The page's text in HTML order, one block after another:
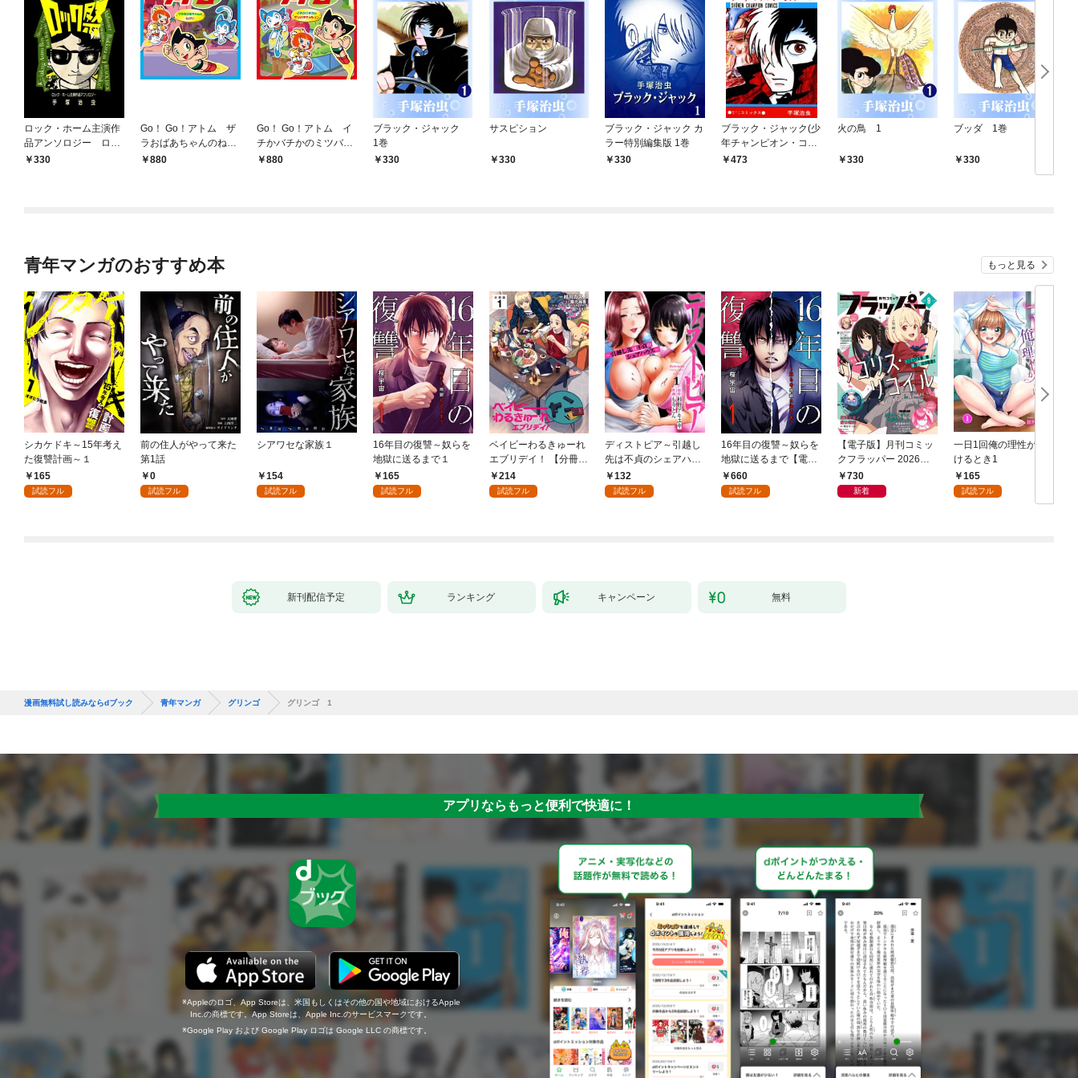
ロック・ホーム主演作
品アンソロジー ロッ
ク祭（フェスティバ
330
Go！ Go！アトム ザ
ラおばあちゃんのねが
い880
Go！ Go！アトム イ
チかバチかのミツバチ
ミッション
880
ブラック・ジャック
1巻
330
サスピション
330
ブラック・ジャック カ
ラー特別編集版 1巻
330
ブラック・ジャック(少
年チャンピオン・コミ
ックス) 1
473
火の鳥 1
330
ブッダ 1巻
330
青年マンガのおすすめ本 もっと見る
シカケドキ～15年考え
た復讐計画～１
165
試読フル
前の住人がやって来た
第1話
0
試読フル
シアワセな家族１
154
試読フル
16年目の復讐～奴らを
地獄に送るまで１
165
試読フル
ベイビーわるきゅーれ
エブリデイ！ 【分冊
版】 1
214
試読フル
ディストピア～引越し
先は不貞のシェアハウ
ス～１
132
試読フル
16年目の復讐～奴らを
地獄に送るまで【電子
単行本版】１
660
試読フル
【電子版】月刊コミッ
クフラッパー 2026年9
月号730
新着
一日1回俺の理性が負
けるとき1
165
試読フル
新刊配信予定 ランキング キャンペーン 無料
漫画無料試し読みならdブック 青年マンガ グリンゴ グリンゴ 1
アプリならもっと便利で快適に！
Appleのロゴ、App Storeは、米国もしくはその他の国や地域におけるApple
Inc.の商標です。App Storeは、Apple Inc.のサービスマークです。
Google Play および Google Play ロゴは Google LLC の商標です。